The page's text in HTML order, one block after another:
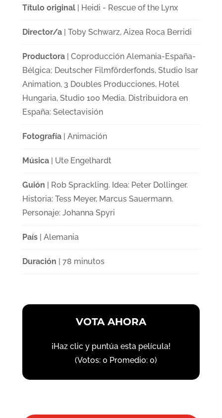
Título original| Heidi - Rescue of the Lynx
Director/a| Toby Schwarz, Aizea Roca Berridi
Productora| Coproducción Alemania-España-
Bélgica; Deutscher Filmförderfonds, Studio Isar
Animation, 3 Doubles Producciones, Hotel
Hungaria, Studio 100 Media. Distribuidora en
España: Selectavisión
Fotografía| Animación
Música| Ute Engelhardt
Guión | Rob Sprackling. Idea: Peter Dollinger.
Historia: Tess Meyer, Marcus Sauermann.
Personaje: Johanna Spyri
País| Alemania
Duración | 78 minutos
VOTA AHORA
¡Haz clic y puntúa esta película!
(Votos: 0 Promedio: 0)